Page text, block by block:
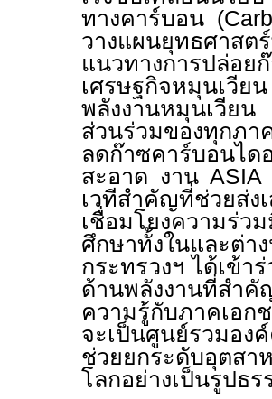
ทางคาร์บอน
วางแผนยุทธศาส
แนวทางการปล่อ
เศรษฐกิจหมุนเวี
พลังงานหมุนเวีย
ส่วนร่วมของทุกภ
ลดก๊าซคาร์บอนได
สะอาด งาน
เวทีสำคัญที่ช่วยส่ง
เชื่อมโยงความร่ว
ศึกษาทั้งในและต่
กระทรวงฯ ได้เข้า
ด้านพลังงานที่ส
ความรู้กับภาคเอ
จะเป็นศูนย์รวมอง
ช่วยยกระดับอุตสา
โลกอย่างเป็นรูปธร